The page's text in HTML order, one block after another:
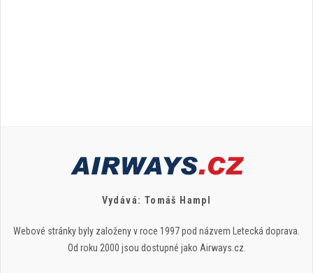
Vydává: Tomáš Hampl
Webové stránky byly založeny v roce 1997 pod názvem Letecká doprava.
Od roku 2000 jsou dostupné jako Airways.cz.